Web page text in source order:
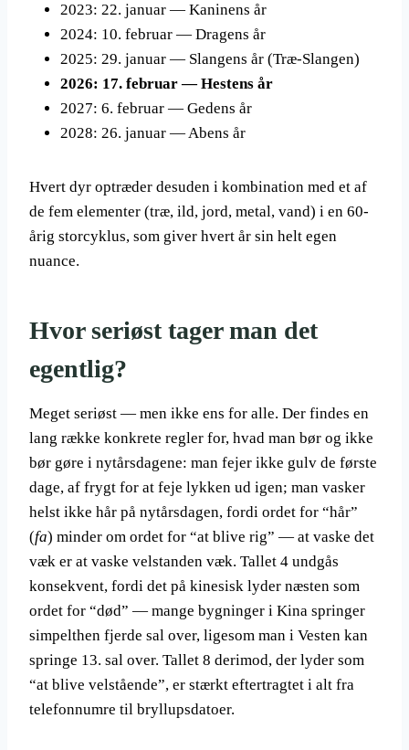
2023: 22. januar — Kaninens år
2024: 10. februar — Dragens år
2025: 29. januar — Slangens år (Træ-Slangen)
2026: 17. februar — Hestens år
2027: 6. februar — Gedens år
2028: 26. januar — Abens år
Hvert dyr optræder desuden i kombination med et af
de fem elementer (træ, ild, jord, metal, vand) i en 60-
årig storcyklus, som giver hvert år sin helt egen
nuance.
Hvor seriøst tager man det
egentlig?
Meget seriøst — men ikke ens for alle. Der findes en
lang række konkrete regler for, hvad man bør og ikke
bør gøre i nytårsdagene: man fejer ikke gulv de første
dage, af frygt for at feje lykken ud igen; man vasker
helst ikke hår på nytårsdagen, fordi ordet for “hår”
(fa) minder om ordet for “at blive rig” — at vaske det
væk er at vaske velstanden væk. Tallet 4 undgås
konsekvent, fordi det på kinesisk lyder næsten som
ordet for “død” — mange bygninger i Kina springer
simpelthen fjerde sal over, ligesom man i Vesten kan
springe 13. sal over. Tallet 8 derimod, der lyder som
“at blive velstående”, er stærkt eftertragtet i alt fra
telefonnumre til bryllupsdatoer.